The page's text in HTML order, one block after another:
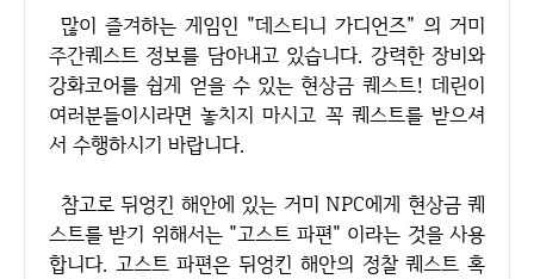
많이 즐겨하는 게임인 "데스티니 가디언즈" 의 거미
주간퀘스트 정보를 담아내고 있습니다. 강력한 장비와
강화코어를 쉽게 얻을 수 있는 현상금 퀘스트! 데린이
여러분들이시라면 놓치지 마시고 꼭 퀘스트를 받으셔
서 수행하시기 바랍니다.
참고로 뒤엉킨 해안에 있는 거미 NPC에게 현상금 퀘
스트를 받기 위해서는 "고스트 파편" 이라는 것을 사용
합니다. 고스트 파편은 뒤엉킨 해안의 정찰 퀘스트 혹